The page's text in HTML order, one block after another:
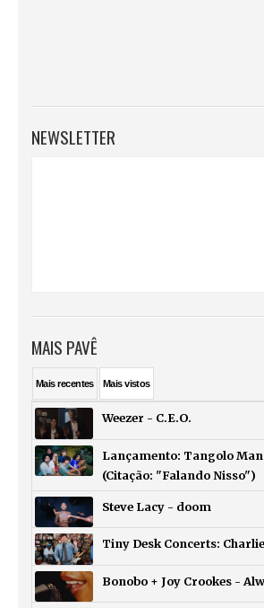
NEWSLETTER
MAIS PAVÊ
Maisrecentes Maisvistos
Weezer - C.E.O.
Lançamento: Tangolo
(Citação: "Falando Nisso")
Steve Lacy - doom
Tiny Desk Concerts:
Bonobo + Joy Crookes -